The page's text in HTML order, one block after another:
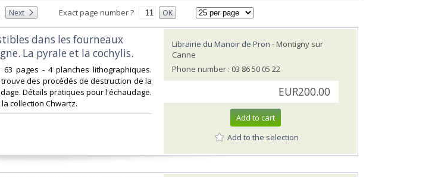
Next Exact page number ? OK
dans les fourneaux
La pyrale et la cochylis.‎
pages - 4 planches lithographiques.
trouve des procédés de destruction de la
Détails pratiques pour l'échaudage.
collection Chwartz.
Librairie du Manoir de Pron - Montigny sur
Canne
Phone number : 03 86 50 05 22
EUR200.00
Add to cart
Add to the selection